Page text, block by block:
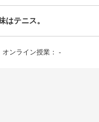
はテニス。
オンライン授業： -